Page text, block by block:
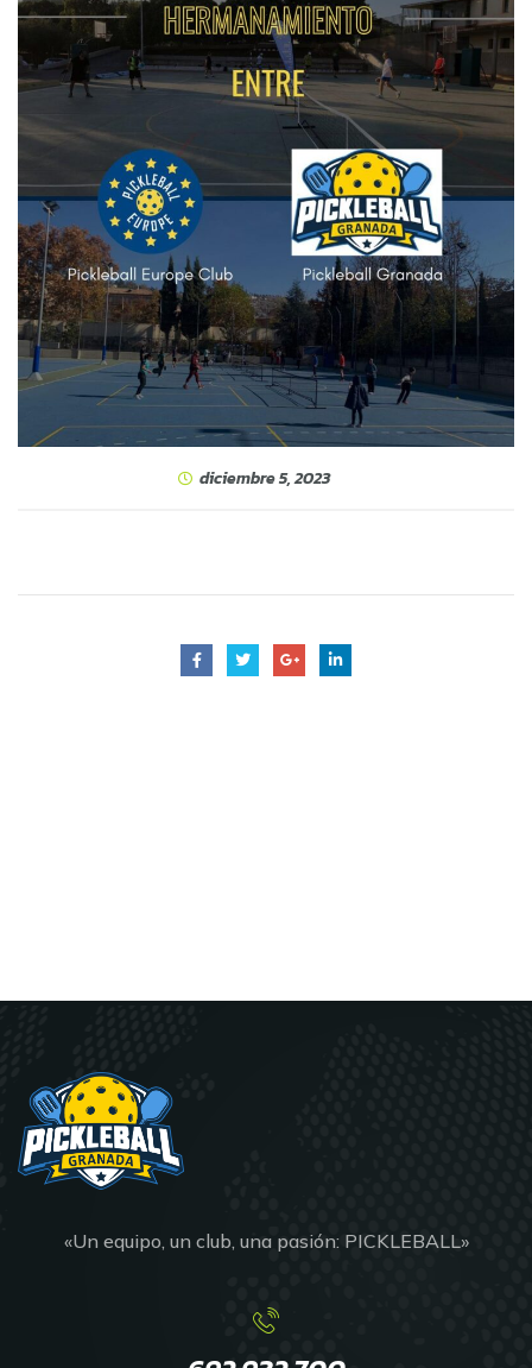
diciembre 5, 2023
«Un equipo, un club, una pasión: PICKLEBALL»